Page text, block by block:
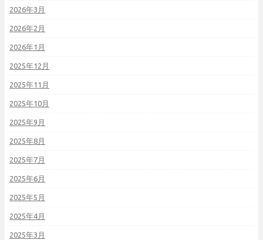
2026年3月
2026年2月
2026年1月
2025年12月
2025年11月
2025年10月
2025年9月
2025年8月
2025年7月
2025年6月
2025年5月
2025年4月
2025年3月